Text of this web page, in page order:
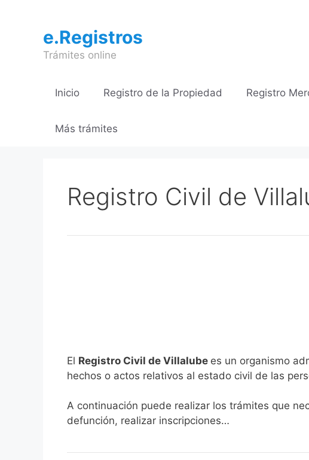
contenidoe.Registros
Trámites online
Inicio Registro de la Propiedad Registro
Más trámites
Registro Civil de
El Registro Civil de Villalube es un organismo
hechos o actos relativos al estado civil de las
A continuación puede realizar los trámites que
defunción, realizar inscripciones…